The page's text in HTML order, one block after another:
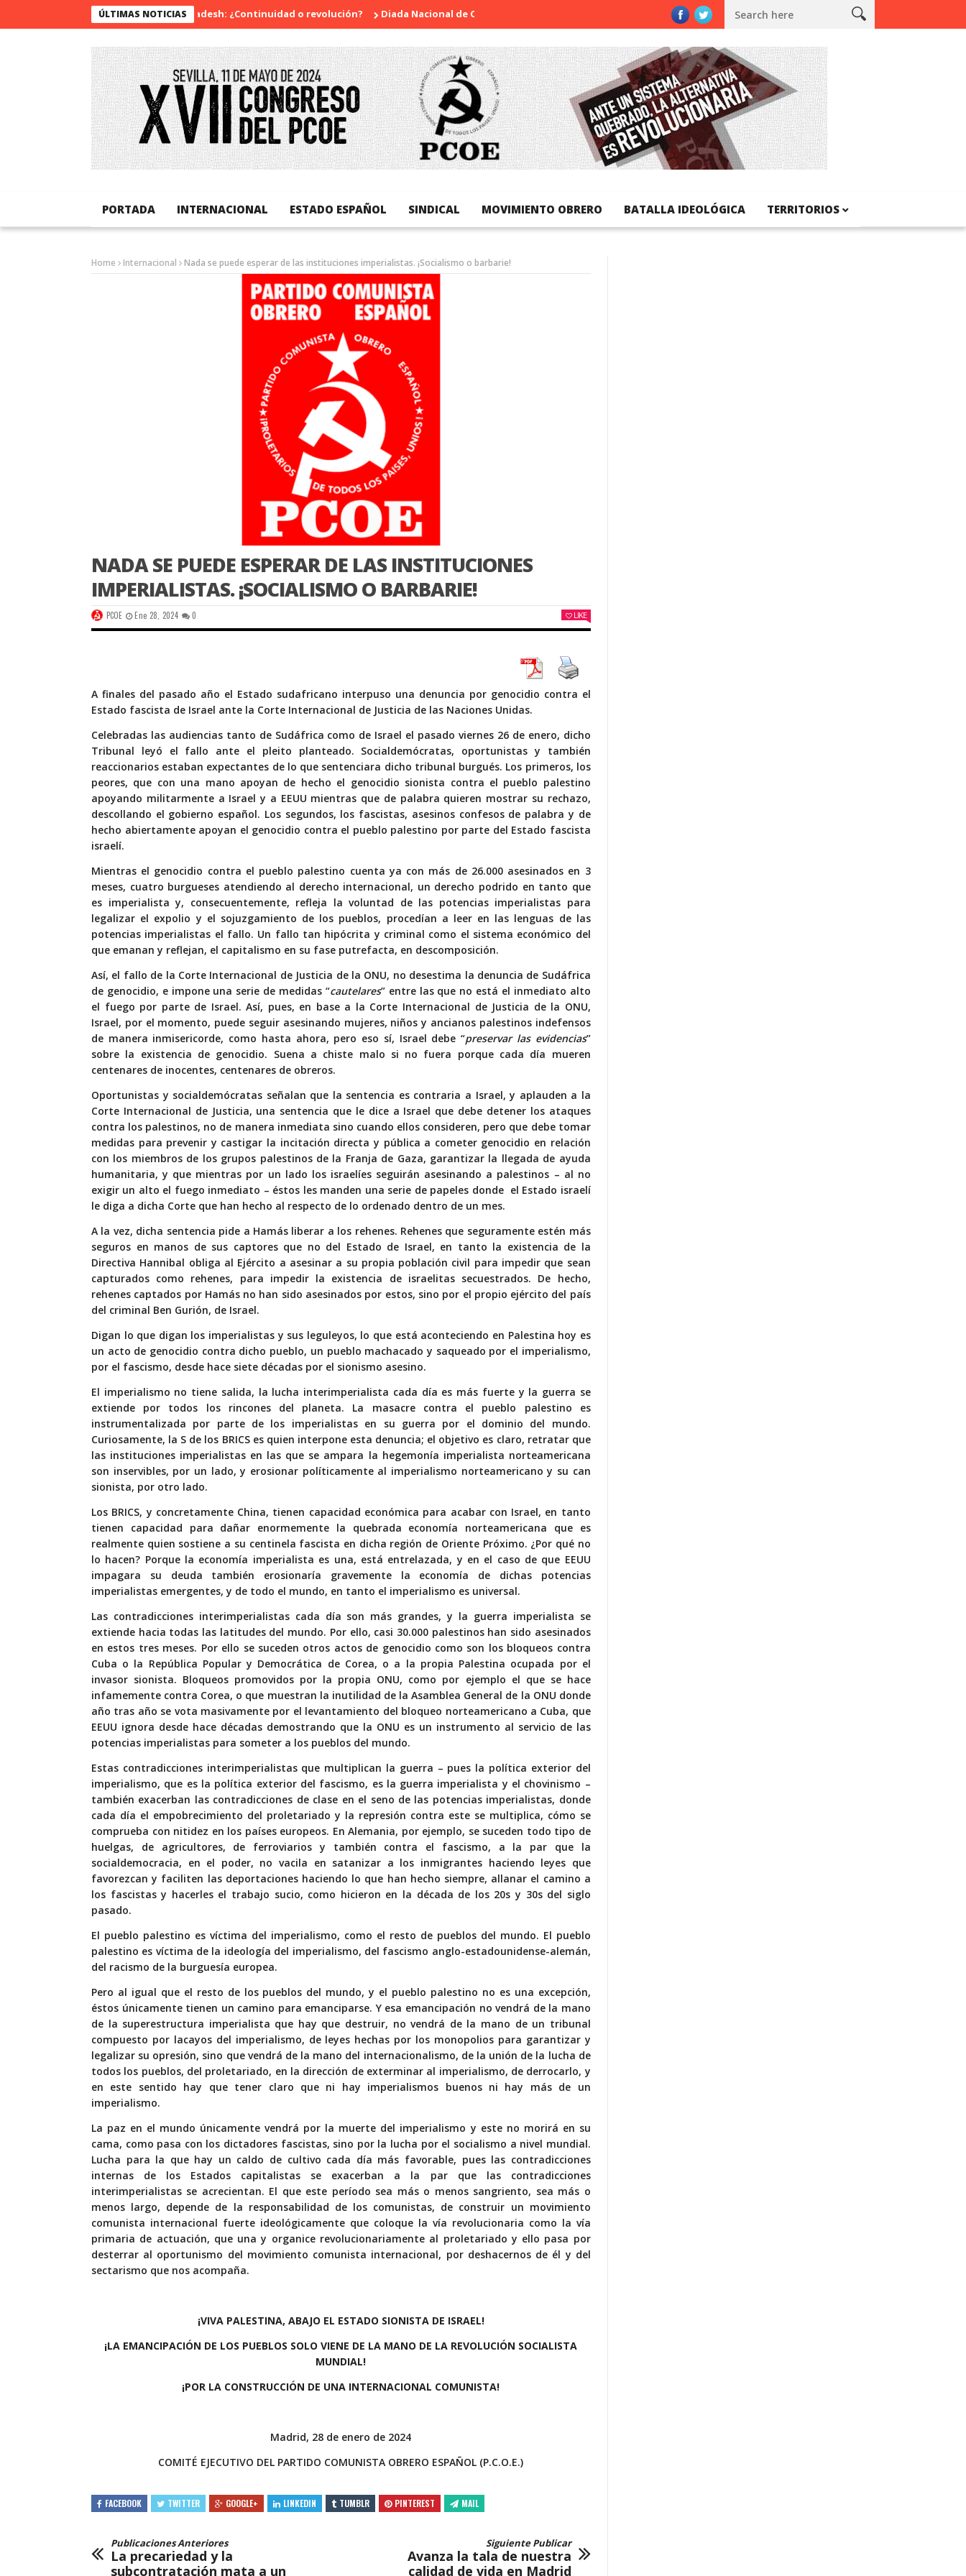
ÚLTIMAS NOTICIAS
Bangladesh: ¿Continuidad o revolución? Diada Nacional de Catalunya La sorpresa de Herbert George Wells
PORTADA INTERNACIONAL ESTADO ESPAÑOL SINDICAL MOVIMIENTO OBRERO BATALLA IDEOLÓGICA TERRITORIOS
Home Internacional Nada se puede esperar de las instituciones imperialistas. ¡Socialismo o barbarie!
NADA SE PUEDE ESPERAR DE LAS INSTITUCIONES
IMPERIALISTAS. ¡SOCIALISMO O BARBARIE!
PCOE Ene 28, 2024 0 LIKE
A finales del pasado año el Estado sudafricano interpuso una denuncia por genocidio contra el
Estado fascista de Israel ante la Corte Internacional de Justicia de las Naciones Unidas.
Celebradas las audiencias tanto de Sudáfrica como de Israel el pasado viernes 26 de enero, dicho
Tribunal leyó el fallo ante el pleito planteado. Socialdemócratas, oportunistas y también
reaccionarios estaban expectantes de lo que sentenciara dicho tribunal burgués. Los primeros, los
peores, que con una mano apoyan de hecho el genocidio sionista contra el pueblo palestino
apoyando militarmente a Israel y a EEUU mientras que de palabra quieren mostrar su rechazo,
descollando el gobierno español. Los segundos, los fascistas, asesinos confesos de palabra y de
hecho abiertamente apoyan el genocidio contra el pueblo palestino por parte del Estado fascista
israelí.
Mientras el genocidio contra el pueblo palestino cuenta ya con más de 26.000 asesinados en 3
meses, cuatro burgueses atendiendo al derecho internacional, un derecho podrido en tanto que
es imperialista y, consecuentemente, refleja la voluntad de las potencias imperialistas para
legalizar el expolio y el sojuzgamiento de los pueblos, procedían a leer en las lenguas de las
potencias imperialistas el fallo. Un fallo tan hipócrita y criminal como el sistema económico del
que emanan y reflejan, el capitalismo en su fase putrefacta, en descomposición.
Así, el fallo de la Corte Internacional de Justicia de la ONU, no desestima la denuncia de Sudáfrica
de genocidio, e impone una serie de medidas “cautelares” entre las que no está el inmediato alto
el fuego por parte de Israel. Así, pues, en base a la Corte Internacional de Justicia de la ONU,
Israel, por el momento, puede seguir asesinando mujeres, niños y ancianos palestinos indefensos
de manera inmisericorde, como hasta ahora, pero eso sí, Israel debe “preservar las evidencias”
sobre la existencia de genocidio. Suena a chiste malo si no fuera porque cada día mueren
centenares de inocentes, centenares de obreros.
Oportunistas y socialdemócratas señalan que la sentencia es contraria a Israel, y aplauden a la
Corte Internacional de Justicia, una sentencia que le dice a Israel que debe detener los ataques
contra los palestinos, no de manera inmediata sino cuando ellos consideren, pero que debe tomar
medidas para prevenir y castigar la incitación directa y pública a cometer genocidio en relación
con los miembros de los grupos palestinos de la Franja de Gaza, garantizar la llegada de ayuda
humanitaria, y que mientras por un lado los israelíes seguirán asesinando a palestinos – al no
exigir un alto el fuego inmediato – éstos les manden una serie de papeles donde el Estado israelí
le diga a dicha Corte que han hecho al respecto de lo ordenado dentro de un mes.
A la vez, dicha sentencia pide a Hamás liberar a los rehenes. Rehenes que seguramente estén más
seguros en manos de sus captores que no del Estado de Israel, en tanto la existencia de la
Directiva Hannibal obliga al Ejército a asesinar a su propia población civil para impedir que sean
capturados como rehenes, para impedir la existencia de israelitas secuestrados. De hecho,
rehenes captados por Hamás no han sido asesinados por estos, sino por el propio ejército del país
del criminal Ben Gurión, de Israel.
Digan lo que digan los imperialistas y sus leguleyos, lo que está aconteciendo en Palestina hoy es
un acto de genocidio contra dicho pueblo, un pueblo machacado y saqueado por el imperialismo,
por el fascismo, desde hace siete décadas por el sionismo asesino.
El imperialismo no tiene salida, la lucha interimperialista cada día es más fuerte y la guerra se
extiende por todos los rincones del planeta. La masacre contra el pueblo palestino es
instrumentalizada por parte de los imperialistas en su guerra por el dominio del mundo.
Curiosamente, la S de los BRICS es quien interpone esta denuncia; el objetivo es claro, retratar que
las instituciones imperialistas en las que se ampara la hegemonía imperialista norteamericana
son inservibles, por un lado, y erosionar políticamente al imperialismo norteamericano y su can
sionista, por otro lado.
Los BRICS, y concretamente China, tienen capacidad económica para acabar con Israel, en tanto
tienen capacidad para dañar enormemente la quebrada economía norteamericana que es
realmente quien sostiene a su centinela fascista en dicha región de Oriente Próximo. ¿Por qué no
lo hacen? Porque la economía imperialista es una, está entrelazada, y en el caso de que EEUU
impagara su deuda también erosionaría gravemente la economía de dichas potencias
imperialistas emergentes, y de todo el mundo, en tanto el imperialismo es universal.
Las contradicciones interimperialistas cada día son más grandes, y la guerra imperialista se
extiende hacia todas las latitudes del mundo. Por ello, casi 30.000 palestinos han sido asesinados
en estos tres meses. Por ello se suceden otros actos de genocidio como son los bloqueos contra
Cuba o la República Popular y Democrática de Corea, o a la propia Palestina ocupada por el
invasor sionista. Bloqueos promovidos por la propia ONU, como por ejemplo el que se hace
infamemente contra Corea, o que muestran la inutilidad de la Asamblea General de la ONU donde
año tras año se vota masivamente por el levantamiento del bloqueo norteamericano a Cuba, que
EEUU ignora desde hace décadas demostrando que la ONU es un instrumento al servicio de las
potencias imperialistas para someter a los pueblos del mundo.
Estas contradicciones interimperialistas que multiplican la guerra – pues la política exterior del
imperialismo, que es la política exterior del fascismo, es la guerra imperialista y el chovinismo –
también exacerban las contradicciones de clase en el seno de las potencias imperialistas, donde
cada día el empobrecimiento del proletariado y la represión contra este se multiplica, cómo se
comprueba con nitidez en los países europeos. En Alemania, por ejemplo, se suceden todo tipo de
huelgas, de agricultores, de ferroviarios y también contra el fascismo, a la par que la
socialdemocracia, en el poder, no vacila en satanizar a los inmigrantes haciendo leyes que
favorezcan y faciliten las deportaciones haciendo lo que han hecho siempre, allanar el camino a
los fascistas y hacerles el trabajo sucio, como hicieron en la década de los 20s y 30s del siglo
pasado.
El pueblo palestino es víctima del imperialismo, como el resto de pueblos del mundo. El pueblo
palestino es víctima de la ideología del imperialismo, del fascismo anglo-estadounidense-alemán,
del racismo de la burguesía europea.
Pero al igual que el resto de los pueblos del mundo, y el pueblo palestino no es una excepción,
éstos únicamente tienen un camino para emanciparse. Y esa emancipación no vendrá de la mano
de la superestructura imperialista que hay que destruir, no vendrá de la mano de un tribunal
compuesto por lacayos del imperialismo, de leyes hechas por los monopolios para garantizar y
legalizar su opresión, sino que vendrá de la mano del internacionalismo, de la unión de la lucha de
todos los pueblos, del proletariado, en la dirección de exterminar al imperialismo, de derrocarlo, y
en este sentido hay que tener claro que ni hay imperialismos buenos ni hay más de un
imperialismo.
La paz en el mundo únicamente vendrá por la muerte del imperialismo y este no morirá en su
cama, como pasa con los dictadores fascistas, sino por la lucha por el socialismo a nivel mundial.
Lucha para la que hay un caldo de cultivo cada día más favorable, pues las contradicciones
internas de los Estados capitalistas se exacerban a la par que las contradicciones
interimperialistas se acrecientan. El que este período sea más o menos sangriento, sea más o
menos largo, depende de la responsabilidad de los comunistas, de construir un movimiento
comunista internacional fuerte ideológicamente que coloque la vía revolucionaria como la vía
primaria de actuación, que una y organice revolucionariamente al proletariado y ello pasa por
desterrar al oportunismo del movimiento comunista internacional, por deshacernos de él y del
sectarismo que nos acompaña.
¡VIVA PALESTINA, ABAJO EL ESTADO SIONISTA DE ISRAEL!
¡LA EMANCIPACIÓN DE LOS PUEBLOS SOLO VIENE DE LA MANO DE LA REVOLUCIÓN SOCIALISTA
MUNDIAL!
¡POR LA CONSTRUCCIÓN DE UNA INTERNACIONAL COMUNISTA!
Madrid, 28 de enero de 2024
COMITÉ EJECUTIVO DEL PARTIDO COMUNISTA OBRERO ESPAÑOL (P.C.O.E.)
FACEBOOK TWITTER GOOGLE+ LINKEDIN TUMBLR PINTEREST MAIL
Publicaciones Anteriores
La precariedad y la
subcontratación mata a un
Siguiente Publicar
Avanza la tala de nuestra
calidad de vida en Madrid